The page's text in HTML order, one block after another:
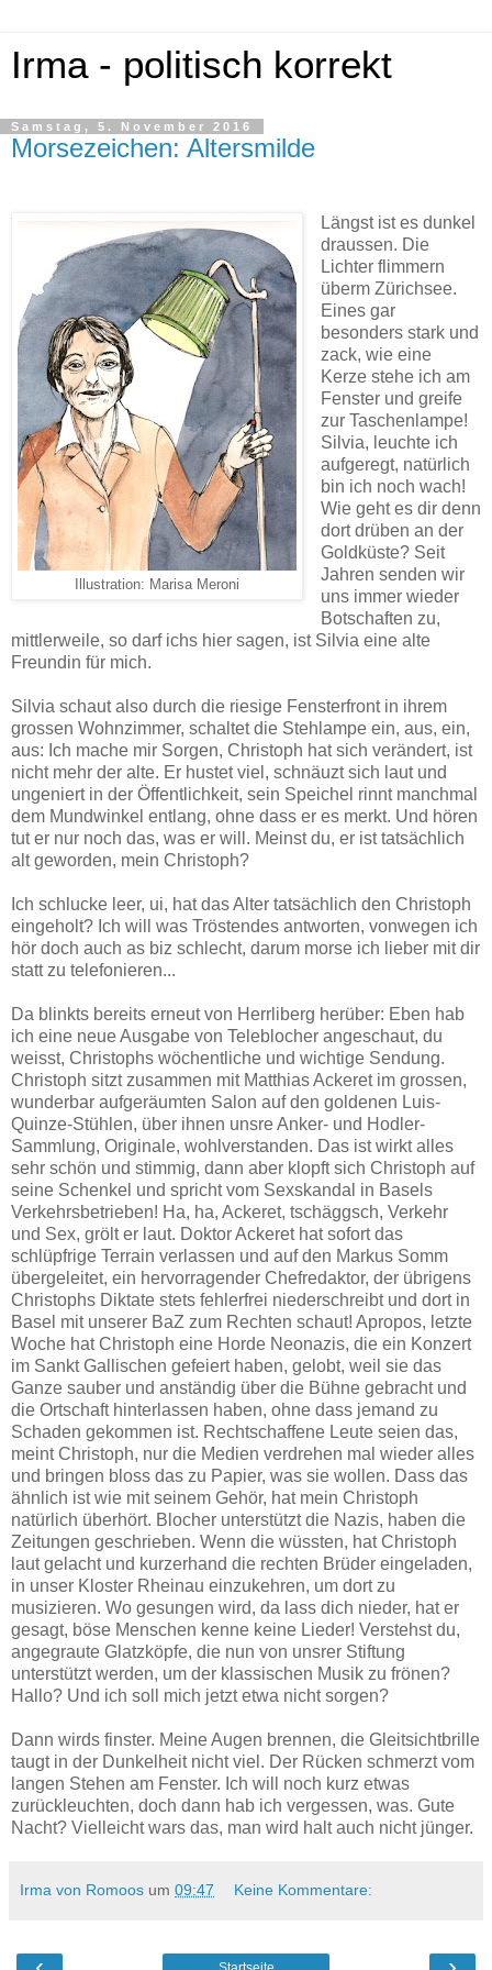
Irma - politisch korrekt
Samstag, 5. November 2016
Morsezeichen: Altersmilde
Illustration: Marisa Meroni
Längst ist es dunkel
draussen. Die
Lichter flimmern
überm Zürichsee.
Eines gar
besonders stark und
zack, wie eine
Kerze stehe ich am
Fenster und greife
zur Taschenlampe!
Silvia, leuchte ich
aufgeregt, natürlich
bin ich noch wach!
Wie geht es dir denn
dort drüben an der
Goldküste? Seit
Jahren senden wir
uns immer wieder
Botschaften zu,
mittlerweile, so darf ichs hier sagen, ist Silvia eine alte
Freundin für mich.
Silvia schaut also durch die riesige Fensterfront in ihrem
grossen Wohnzimmer, schaltet die Stehlampe ein, aus, ein,
aus: Ich mache mir Sorgen, Christoph hat sich verändert, ist
nicht mehr der alte. Er hustet viel, schnäuzt sich laut und
ungeniert in der Öffentlichkeit, sein Speichel rinnt manchmal
dem Mundwinkel entlang, ohne dass er es merkt. Und hören
tut er nur noch das, was er will. Meinst du, er ist tatsächlich
alt geworden, mein Christoph?
Ich schlucke leer, ui, hat das Alter tatsächlich den Christoph
eingeholt? Ich will was Tröstendes antworten, vonwegen ich
hör doch auch as biz schlecht, darum morse ich lieber mit dir
statt zu telefonieren...
Da blinkts bereits erneut von Herrliberg herüber: Eben hab
ich eine neue Ausgabe von Teleblocher angeschaut, du
weisst, Christophs wöchentliche und wichtige Sendung.
Christoph sitzt zusammen mit Matthias Ackeret im grossen,
wunderbar aufgeräumten Salon auf den goldenen Luis-
Quinze-Stühlen, über ihnen unsre Anker- und Hodler-
Sammlung, Originale, wohlverstanden. Das ist wirkt alles
sehr schön und stimmig, dann aber klopft sich Christoph auf
seine Schenkel und spricht vom Sexskandal in Basels
Verkehrsbetrieben! Ha, ha, Ackeret, tschäggsch, Verkehr
und Sex, grölt er laut. Doktor Ackeret hat sofort das
schlüpfrige Terrain verlassen und auf den Markus Somm
übergeleitet, ein hervorragender Chefredaktor, der übrigens
Christophs Diktate stets fehlerfrei niederschreibt und dort in
Basel mit unserer BaZ zum Rechten schaut! Apropos, letzte
Woche hat Christoph eine Horde Neonazis, die ein Konzert
im Sankt Gallischen gefeiert haben, gelobt, weil sie das
Ganze sauber und anständig über die Bühne gebracht und
die Ortschaft hinterlassen haben, ohne dass jemand zu
Schaden gekommen ist. Rechtschaffene Leute seien das,
meint Christoph, nur die Medien verdrehen mal wieder alles
und bringen bloss das zu Papier, was sie wollen. Dass das
ähnlich ist wie mit seinem Gehör, hat mein Christoph
natürlich überhört. Blocher unterstützt die Nazis, haben die
Zeitungen geschrieben. Wenn die wüssten, hat Christoph
laut gelacht und kurzerhand die rechten Brüder eingeladen,
in unser Kloster Rheinau einzukehren, um dort zu
musizieren. Wo gesungen wird, da lass dich nieder, hat er
gesagt, böse Menschen kenne keine Lieder! Verstehst du,
angegraute Glatzköpfe, die nun von unsrer Stiftung
unterstützt werden, um der klassischen Musik zu frönen?
Hallo? Und ich soll mich jetzt etwa nicht sorgen?
Dann wirds finster. Meine Augen brennen, die Gleitsichtbrille
taugt in der Dunkelheit nicht viel. Der Rücken schmerzt vom
langen Stehen am Fenster. Ich will noch kurz etwas
zurückleuchten, doch dann hab ich vergessen, was. Gute
Nacht? Vielleicht wars das, man wird halt auch nicht jünger.
Irma von Romoos um 09:47 Keine Kommentare: